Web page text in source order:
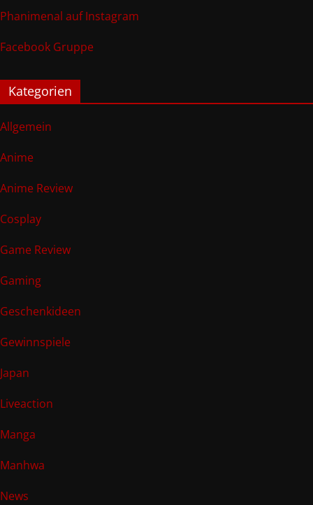
Phanimenal auf Instagram
Facebook Gruppe
Kategorien
Allgemein
Anime
Anime Review
Cosplay
Game Review
Gaming
Geschenkideen
Gewinnspiele
Japan
Liveaction
Manga
Manhwa
News